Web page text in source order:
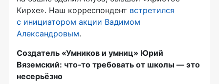
Кирхе». Наш корреспондент встретился
с инициатором акции Вадимом
Александровым.
Создатель «Умников и умниц» Юрий
Вяземский: что‑то требовать от школы — это
несерьёзно